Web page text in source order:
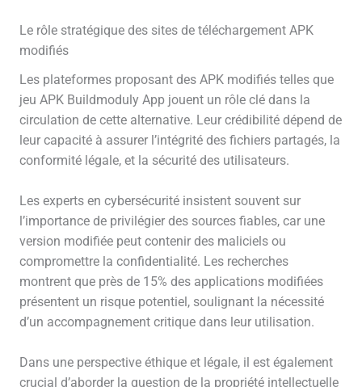
Le rôle stratégique des sites de téléchargement APK
modifiés
Les plateformes proposant des APK modifiés telles que
jeu APK Buildmoduly App jouent un rôle clé dans la
circulation de cette alternative. Leur crédibilité dépend de
leur capacité à assurer l’intégrité des fichiers partagés, la
conformité légale, et la sécurité des utilisateurs.
Les experts en cybersécurité insistent souvent sur
l’importance de privilégier des sources fiables, car une
version modifiée peut contenir des maliciels ou
compromettre la confidentialité. Les recherches
montrent que près de 15% des applications modifiées
présentent un risque potentiel, soulignant la nécessité
d’un accompagnement critique dans leur utilisation.
Dans une perspective éthique et légale, il est également
crucial d’aborder la question de la propriété intellectuelle